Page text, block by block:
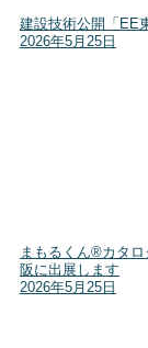
建設技術公開「EE
2026年5月25日
まもるくん®カタ
阪に出展します
2026年5月25日